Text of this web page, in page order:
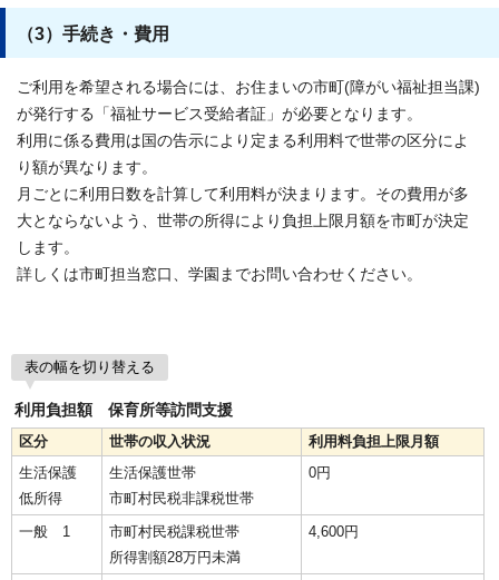
（3）手続き・費用
ご利用を希望される場合には、お住まいの市町(障がい福祉担当課)
が発行する「福祉サービス受給者証」が必要となります。
利用に係る費用は国の告示により定まる利用料で世帯の区分によ
り額が異なります。
月ごとに利用日数を計算して利用料が決まります。その費用が多
大とならないよう、世帯の所得により負担上限月額を市町が決定
します。
詳しくは市町担当窓口、学園までお問い合わせください。
表の幅を切り替える
利用負担額 保育所等訪問支援
区分
世帯の収入状況
利用料負担上限月額
生活保護
低所得
生活保護世帯
市町村民税非課税世帯
0円
一般 1
市町村民税課税世帯
所得割額28万円未満
4,600円